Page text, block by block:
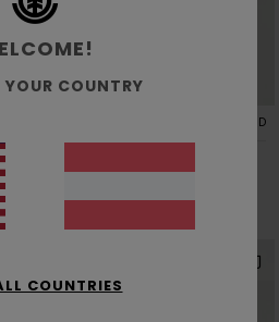
RECYCLED
Steppjacke
€ 120,00
YOUR COUNTRY
COUNTRIES